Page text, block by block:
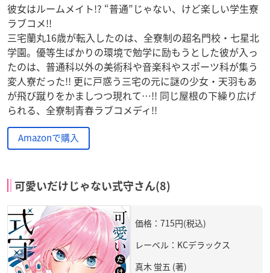
彼女はルームメイト!? “普通”じゃない、けど楽しい学生寮
ラブコメ!!
三宅蘭丸16歳が転入したのは、全寮制の超名門校・七星北
学園。優等生ばかりの環境で勉学に励もうとした彼が入っ
たのは、普通科以外の美術科や音楽科やスポーツ科が集う
変人寮だった!! 更に戸惑う三宅の元に謎の少女・天羽もあ
が飛び蹴りをかましつつ現れて…!! 同じ屋根の下繰り広げ
られる、全寮制青春ラブコメディ!!
Amazonで購入
可愛いだけじゃない式守さん(8)
価格：715円(税込)
レーベル：KCデラックス
真木 蛍五 (著)